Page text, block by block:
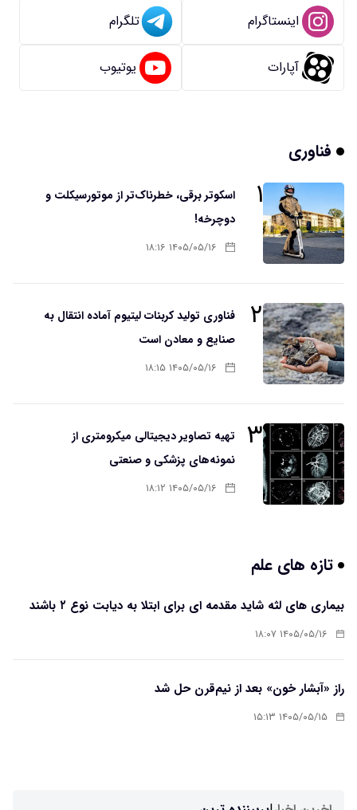
اینستاگرام تلگرام
آپارات یوتیوب
فناوری
۱
اسکوتر برقی، خطرناک‌تر از موتورسیکلت و
دوچرخه!
۱۴۰۵/۰۵/۱۶ ۱۸:۱۶
۲
فناوری تولید کربنات لیتیوم آماده انتقال به
صنایع و معادن است
۱۴۰۵/۰۵/۱۶ ۱۸:۱۵
۳
تهیه تصاویر دیجیتالی میکرومتری از
نمونه‌های پزشکی و صنعتی
۱۴۰۵/۰۵/۱۶ ۱۸:۱۲
تازه های علم
بیماری های لثه شاید مقدمه ای برای ابتلا به دیابت نوع ۲ باشند
۱۴۰۵/۰۵/۱۶ ۱۸:۰۷
راز «آبشار خون» بعد از نیم‌قرن حل شد
۱۴۰۵/۰۵/۱۵ ۱۵:۱۳